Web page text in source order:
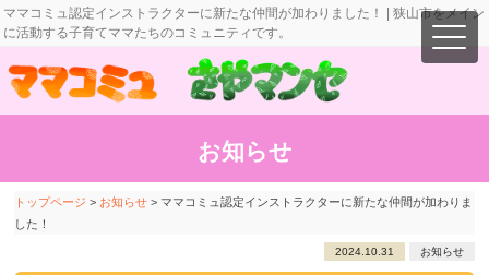
ママコミュ認定インストラクターに新たな仲間が加わりました！ | 狭山市をメイン
に活動する子育てママたちのコミュニティです。
お知らせ
トップページ > お知らせ > ママコミュ認定インストラクターに新たな仲間が加わりま
した！
2024.10.31 お知らせ